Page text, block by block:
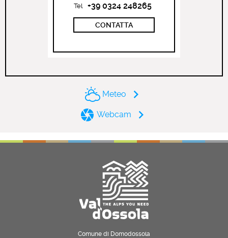
Tel +39 0324 248265
CONTATTA
Meteo
Webcam
Comune di Domodossola